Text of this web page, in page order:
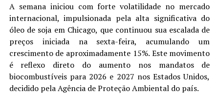
A semana iniciou com forte volatilidade no mercado
internacional, impulsionada pela alta significativa do
óleo de soja em Chicago, que continuou sua escalada de
preços iniciada na sexta-feira, acumulando um
crescimento de aproximadamente 15%. Este movimento
é reflexo direto do aumento nos mandatos de
biocombustíveis para 2026 e 2027 nos Estados Unidos,
decidido pela Agência de Proteção Ambiental do país.